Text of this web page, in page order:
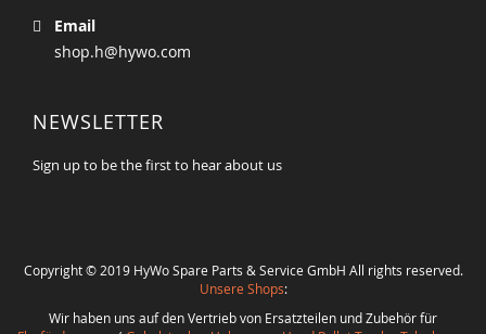
Email
shop.h@hywo.com
NEWSLETTER
Sign up to be the first to hear about us
Copyright © 2019 HyWo Spare Parts & Service GmbH All rights reserved.
Unsere Shops:
Wir haben uns auf den Vertrieb von Ersatzteilen und Zubehör für